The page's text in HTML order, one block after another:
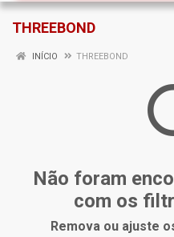
THREEBOND
INÍCIO THREEBOND
Não foram
com os
Remova ou ajuste